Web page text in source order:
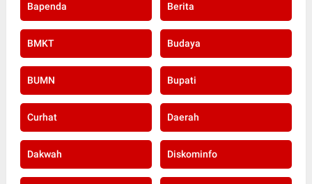
Bapenda Berita
BMKT Budaya
BUMN Bupati
Curhat Daerah
Dakwah Diskominfo